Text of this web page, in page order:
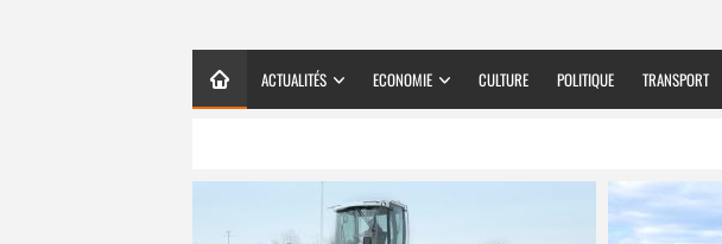
ACTUALITÉS ECONOMIE CULTURE POLITIQUE TRANSPORT